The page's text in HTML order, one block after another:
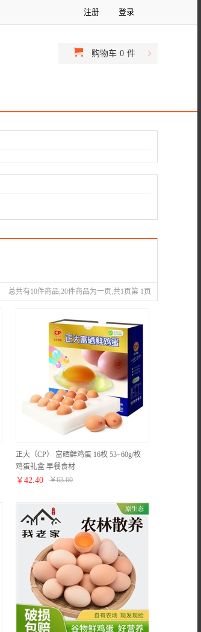
注册 登录
购物车 0 件
总共有10件商品,20件商品为一页,共1页第 1页
正大（CP） 富硒鲜鸡蛋 16枚 53~60g/枚
鸡蛋礼盒 早餐食材
￥ 42.40 ￥63.60